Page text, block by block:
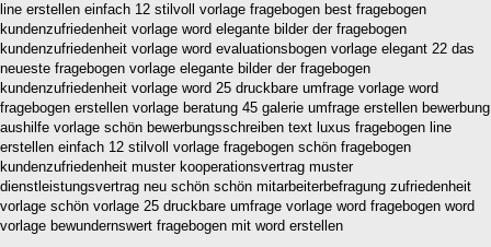
line erstellen einfach 12 stilvoll vorlage fragebogen best fragebogen
kundenzufriedenheit vorlage word elegante bilder der fragebogen
kundenzufriedenheit vorlage word evaluationsbogen vorlage elegant 22 das
neueste fragebogen vorlage elegante bilder der fragebogen
kundenzufriedenheit vorlage word 25 druckbare umfrage vorlage word
fragebogen erstellen vorlage beratung 45 galerie umfrage erstellen bewerbung
aushilfe vorlage schön bewerbungsschreiben text luxus fragebogen line
erstellen einfach 12 stilvoll vorlage fragebogen schön fragebogen
kundenzufriedenheit muster kooperationsvertrag muster
dienstleistungsvertrag neu schön schön mitarbeiterbefragung zufriedenheit
vorlage schön vorlage 25 druckbare umfrage vorlage word fragebogen word
vorlage bewundernswert fragebogen mit word erstellen